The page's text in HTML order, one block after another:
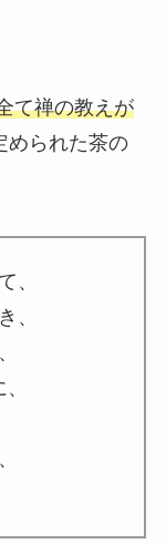
て禅の教えが
められた茶の
、
、